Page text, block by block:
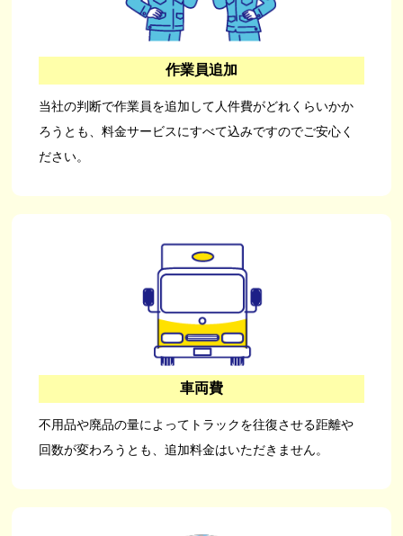
作業員追加
当社の判断で作業員を追加して人件費がどれくらいかか
ろうとも、料金サービスにすべて込みですのでご安心く
ださい。
車両費
不用品や廃品の量によってトラックを往復させる距離や
回数が変わろうとも、追加料金はいただきません。